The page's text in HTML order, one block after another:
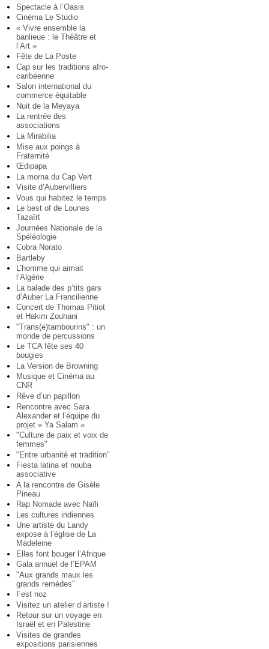
Spectacle à l’Oasis
Cinéma Le Studio
« Vivre ensemble la
banlieue : le Théâtre et
l’Art »
Fête de La Poste
Cap sur les traditions afro-
caribéenne
Salon international du
commerce équitable
Nuit de la Meyaya
La rentrée des
associations
La Mirabilia
Mise aux poings à
Fraternité
Œdipapa
La morna du Cap Vert
Visite d’Aubervilliers
Vous qui habitez le temps
Le best of de Lounes
Tazaïrt
Journées Nationale de la
Spéléologie
Cobra Norato
Bartleby
L’homme qui aimait
l’Algérie
La balade des p’tits gars
d’Auber La Francilienne
Concert de Thomas Pitiot
et Hakim Zouhani
"Trans(e)tambourins" : un
monde de percussions
Le TCA fête ses 40
bougies
La Version de Browning
Musique et Cinéma au
CNR
Rêve d’un papillon
Rencontre avec Sara
Alexander et l’équipe du
projet « Ya Salam »
"Culture de paix et voix de
femmes"
"Entre urbanité et tradition"
Fiesta latina et nouba
associative
A la rencontre de Gisèle
Pineau
Rap Nomade avec Naïli
Les cultures indiennes
Une artiste du Landy
expose à l’église de La
Madeleine
Elles font bouger l’Afrique
Gala annuel de l’EPAM
"Aux grands maux les
grands remèdes"
Fest noz
Visitez un atelier d’artiste !
Retour sur un voyage en
Israël et en Palestine
Visites de grandes
expositions parisiennes